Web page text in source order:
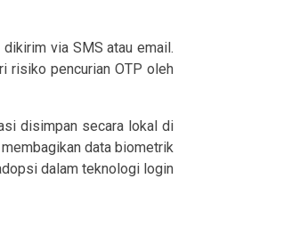
via SMS atau email.
risiko pencurian OTP oleh
disimpan secara lokal di
data biometrik
dalam teknologi login